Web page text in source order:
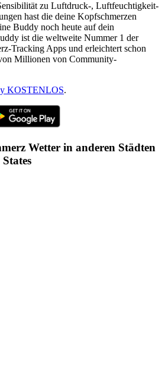
zu Luftdruck-, Luftfeuchtigkeit-
hast die deine Kopfschmerzen
Buddy noch heute auf dein
ist die weltweite Nummer 1 der
Tracking Apps und erleichtert schon
Millionen von Community-
KOSTENLOS.
Wetter in anderen Städten